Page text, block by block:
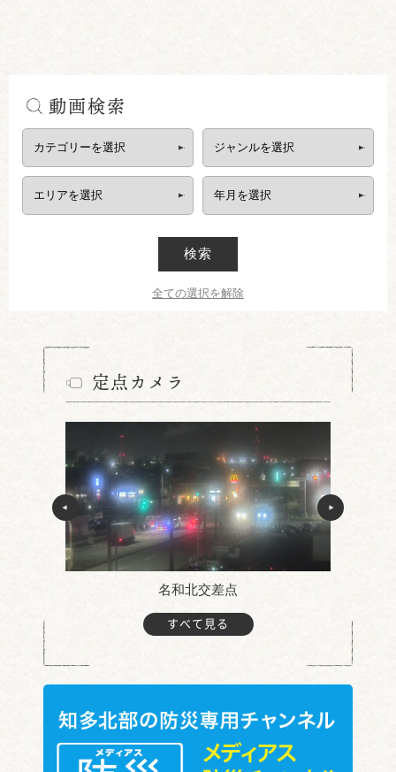
動画検索
検索
全ての選択を解除
定点カメラ
名和北交差点
すべて見る